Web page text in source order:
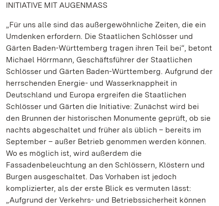
INITIATIVE MIT AUGENMASS
„Für uns alle sind das außergewöhnliche Zeiten, die ein
Umdenken erfordern. Die Staatlichen Schlösser und
Gärten Baden-Württemberg tragen ihren Teil bei“, betont
Michael Hörrmann, Geschäftsführer der Staatlichen
Schlösser und Gärten Baden-Württemberg. Aufgrund der
herrschenden Energie- und Wasserknappheit in
Deutschland und Europa ergreifen die Staatlichen
Schlösser und Gärten die Initiative: Zunächst wird bei
den Brunnen der historischen Monumente geprüft, ob sie
nachts abgeschaltet und früher als üblich – bereits im
September – außer Betrieb genommen werden können.
Wo es möglich ist, wird außerdem die
Fassadenbeleuchtung an den Schlössern, Klöstern und
Burgen ausgeschaltet. Das Vorhaben ist jedoch
komplizierter, als der erste Blick es vermuten lässt:
„Aufgrund der Verkehrs- und Betriebssicherheit können